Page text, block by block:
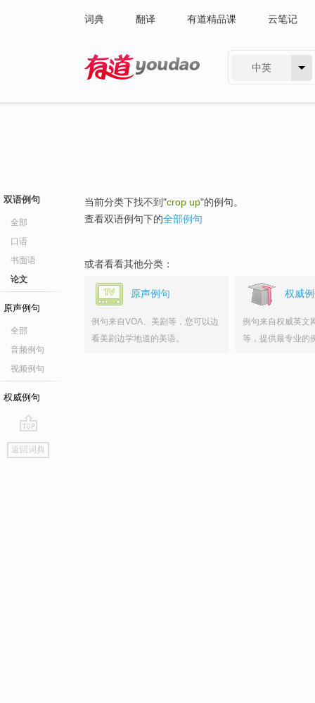
词典 翻译 有道精品课 云笔记
中英
双语例句
全部
口语
书面语
论文
原声例句
全部
音频例句
视频例句
权威例句
go
top
返回词典
当前分类下找不到"crop up"的例句。
查看双语例句下的全部例句
或者看看其他分类：
原声例句
例句来自VOA、美剧等，您可以边
看美剧边学地道的美语。
权威
例句来自权威英文
等，提供最专业的